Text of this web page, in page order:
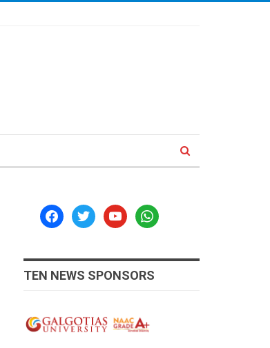
facebooktwitteryoutubewhatsapp
TEN NEWS SPONSORS